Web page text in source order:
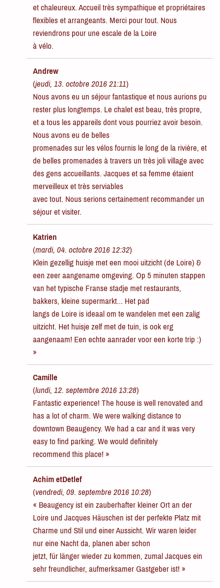
et chaleureux. Accueil très sympathique et propriétaires
flexibles et arrangeants. Merci pour tout. Nous
reviendrons pour une escale de la Loire
à vélo.
Andrew
(jeudi, 13. octobre 2016 21:11)
Nous avons eu un séjour fantastique et nous aurions pu
rester plus longtemps. Le chalet est beau, très propre,
et a tous les appareils dont vous pourriez avoir besoin.
Nous avons eu de belles
promenades sur les vélos fournis le long de la rivière, et
de belles promenades à travers un très joli village avec
des gens accueillants. Jacques et sa femme étaient
merveilleux et très serviables
avec tout. Nous serions certainement recommander un
séjour et visiter.
Katrien
(mardi, 04. octobre 2016 12:32)
Klein gezellig huisje met een mooi uitzicht (de Loire) &
een zeer aangename omgeving. Op 5 minuten stappen
van het typische Franse stadje met restaurants,
bakkers, kleine supermarkt... Het pad
langs de Loire is ideaal om te wandelen met een zalig
uitzicht. Het huisje zelf met de tuin, is ook erg
aangenaam! Een echte aanrader voor een korte trip :)
»
Camille
(lundi, 12. septembre 2016 13:28)
Fantastic experience! The house is well renovated and
has a lot of charm. We were walking distance to
downtown Beaugency. We had a car and it was very
easy to find parking. We would definitely
recommend this place! »
Achim etDetlef
(vendredi, 09. septembre 2016 10:28)
« Beaugency ist ein zauberhafter kleiner Ort an der
Loire und Jacques Häuschen ist der perfekte Platz mit
Charme und Stil und einer Aussicht. Wir waren leider
nur eine Nacht da, planen aber schon
jetzt, für länger wieder zu kommen, zumal Jacques ein
sehr freundlicher, aufmerksamer Gastgeber ist! »